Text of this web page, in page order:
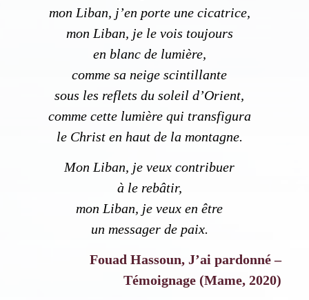
mon Liban, j’en porte une cicatrice,
mon Liban, je le vois toujours
en blanc de lumière,
comme sa neige scintillante
sous les reflets du soleil d’Orient,
comme cette lumière qui transfigura
le Christ en haut de la montagne.
Mon Liban, je veux contribuer
à le rebâtir,
mon Liban, je veux en être
un messager de paix.
Fouad Hassoun, J’ai pardonné –
Témoignage (Mame, 2020)